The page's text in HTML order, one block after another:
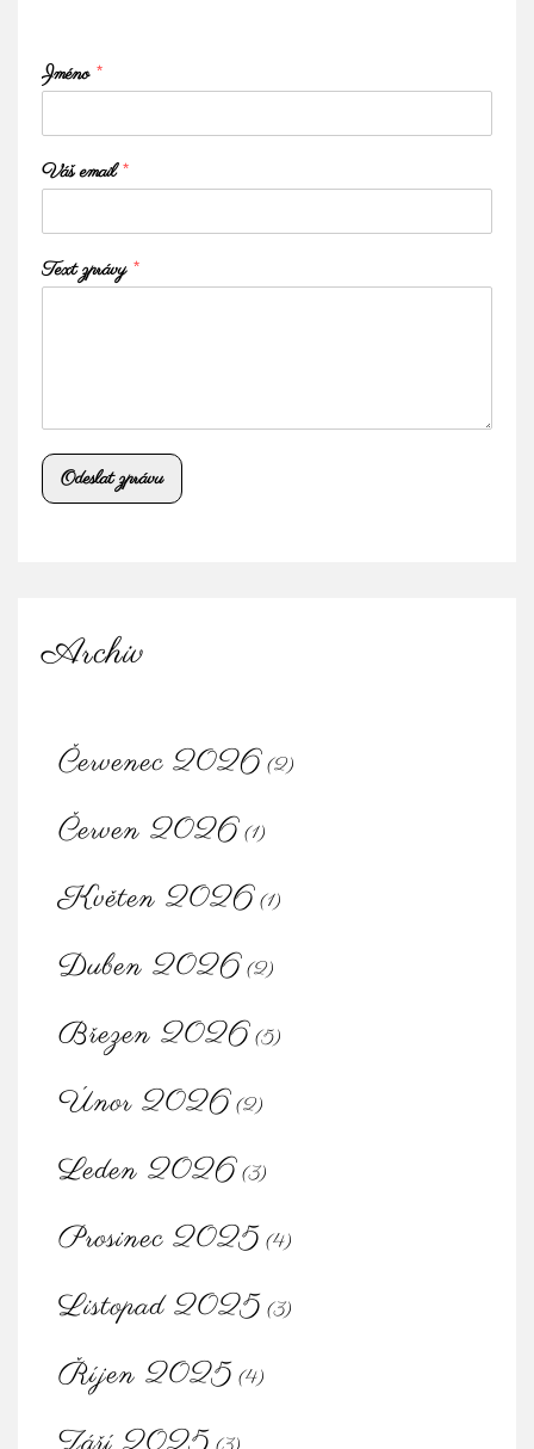
Jméno *
Váš email*
Text zprávy *
Odeslat zprávu
Archiv
Červenec 2026 (2)
Červen 2026 (1)
Květen 2026 (1)
Duben 2026 (2)
Březen 2026 (5)
Únor 2026 (2)
Leden 2026 (3)
Prosinec 2025 (4)
Listopad 2025 (3)
Říjen 2025 (4)